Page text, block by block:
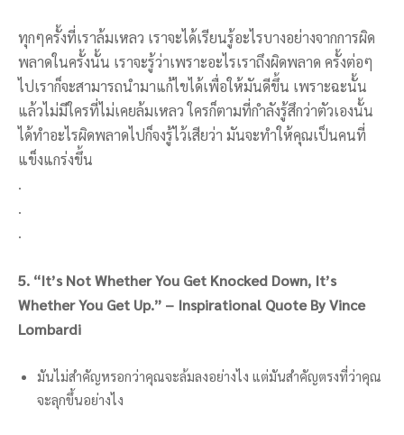
ทุกๆครั้งที่เราล้มเหลว เราจะได้เรียนรู้อะไรบางอย่างจากการผิด
พลาดในครั้งนั้น เราจะรู้ว่าเพราะอะไรเราถึงผิดพลาด ครั้งต่อๆ
ไปเราก็จะสามารถนำมาแก้ไขได้เพื่อให้มันดีขึ้น เพราะฉะนั้น
แล้วไม่มีใครที่ไม่เคยล้มเหลว ใครก็ตามที่กำลังรู้สึกว่าตัวเองนั้น
ได้ทำอะไรผิดพลาดไปก็จงรู้ไว้เสียว่า มันจะทำให้คุณเป็นคนที่
แข็งแกร่งขึ้น
.
.
.
5. “It’s Not Whether You Get Knocked Down, It’s
Whether You Get Up.” – Inspirational Quote By Vince
Lombardi
มันไม่สำคัญหรอกว่าคุณจะล้มลงอย่างไง แต่มันสำคัญตรงที่ว่าคุณ
จะลุกขึ้นอย่างไง